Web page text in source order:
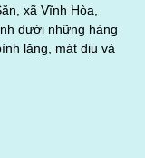
xã Vĩnh Hòa,
dưới những hàng
lặng, mát dịu và